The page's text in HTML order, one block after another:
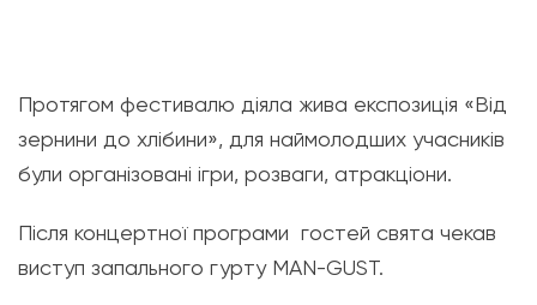
Протягом фестивалю діяла жива експозиція «Від
зернини до хлібини», для наймолодших учасників
були організовані ігри, розваги, атракціони.
Після концертної програми гостей свята чекав
виступ запального гурту MAN-GUST.